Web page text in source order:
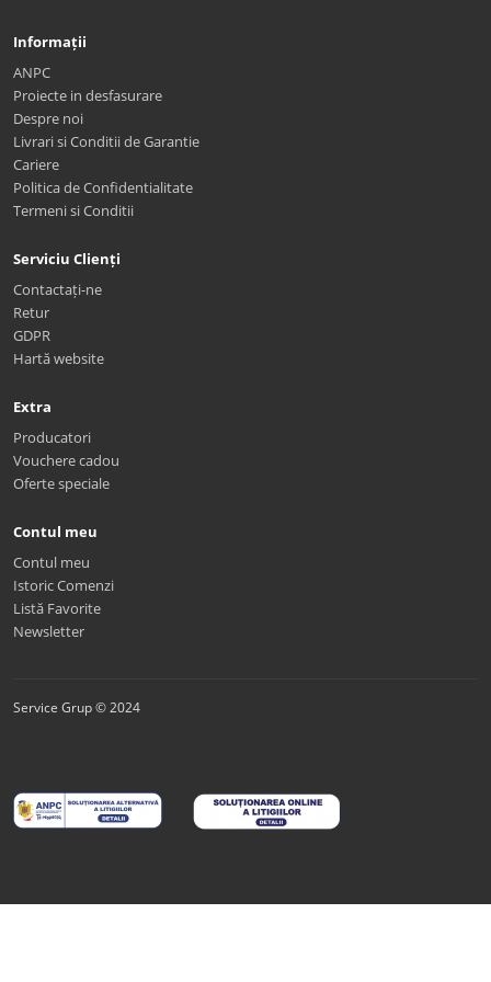
Informații
ANPC
Proiecte in desfasurare
Despre noi
Livrari si Conditii de Garantie
Cariere
Politica de Confidentialitate
Termeni si Conditii
Serviciu Clienți
Contactați-ne
Retur
GDPR
Hartă website
Extra
Producatori
Vouchere cadou
Oferte speciale
Contul meu
Contul meu
Istoric Comenzi
Listă Favorite
Newsletter
Service Grup © 2024